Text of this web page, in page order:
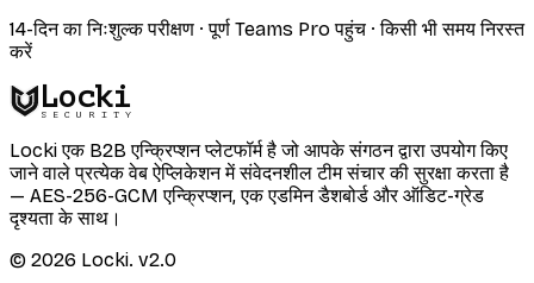
14-दिन का निःशुल्क परीक्षण · पूर्ण Teams Pro पहुंच · किसी भी समय निरस्त
करें
Locki
SECURITY
Locki एक B2B एन्क्रिप्शन प्लेटफॉर्म है जो आपके संगठन द्वारा उपयोग किए
जाने वाले प्रत्येक वेब ऐप्लिकेशन में संवेदनशील टीम संचार की सुरक्षा करता है
— AES-256-GCM एन्क्रिप्शन, एक एडमिन डैशबोर्ड और ऑडिट-ग्रेड
दृश्यता के साथ।
© 2026 Locki. v2.0